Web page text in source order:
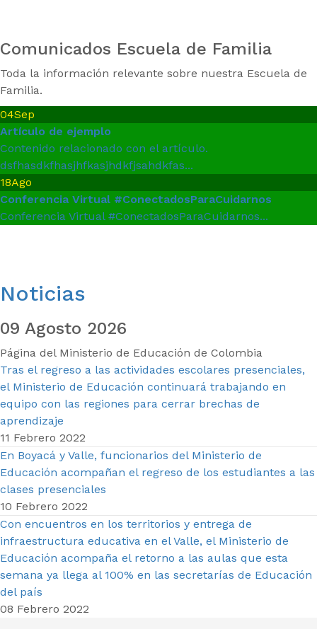
Comunicados Escuela de Familia
Toda la información relevante sobre nuestra Escuela de
Familia.
04Sep
Artículo de ejemplo
Contenido relacionado con el artículo.
dsfhasdkfhasjhfkasjhdkfjsahdkfas...
18Ago
Conferencia Virtual #ConectadosParaCuidarnos
Conferencia Virtual #ConectadosParaCuidarnos...
Noticias
09 Agosto 2026
Página del Ministerio de Educación de Colombia
Tras el regreso a las actividades escolares presenciales,
el Ministerio de Educación continuará trabajando en
equipo con las regiones para cerrar brechas de
aprendizaje
11 Febrero 2022
En Boyacá y Valle, funcionarios del Ministerio de
Educación acompañan el regreso de los estudiantes a las
clases presenciales
10 Febrero 2022
Con encuentros en los territorios y entrega de
infraestructura educativa en el Valle, el Ministerio de
Educación acompaña el retorno a las aulas que esta
semana ya llega al 100% en las secretarías de Educación
del país
08 Febrero 2022